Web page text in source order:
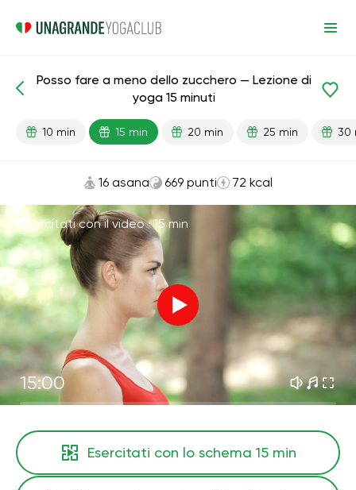
Abitudini
Posso fare a meno dello zucchero — Lezione di
yoga 15 minuti
10 min 15 min 20 min 25 min 30
16 asana 669 punti 72 kcal
Esercitati con il video ·15 min
15:00
Esercitati con lo schema 15 min